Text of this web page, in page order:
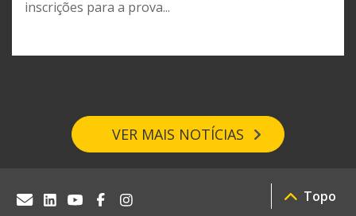
inscrições para a prova...
VER MAIS NOTÍCIAS
Topo